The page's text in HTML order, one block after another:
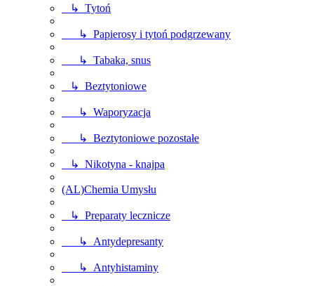
↳ Tytoń
↳ Papierosy i tytoń podgrzewany
↳ Tabaka, snus
↳ Beztytoniowe
↳ Waporyzacja
↳ Beztytoniowe pozostałe
↳ Nikotyna - knajpa
(AL)Chemia Umysłu
↳ Preparaty lecznicze
↳ Antydepresanty
↳ Antyhistaminy